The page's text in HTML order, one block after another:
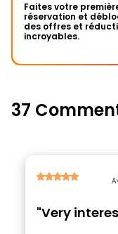
Faites votre
réservation et
des offres et
incroyables.
37
"Very